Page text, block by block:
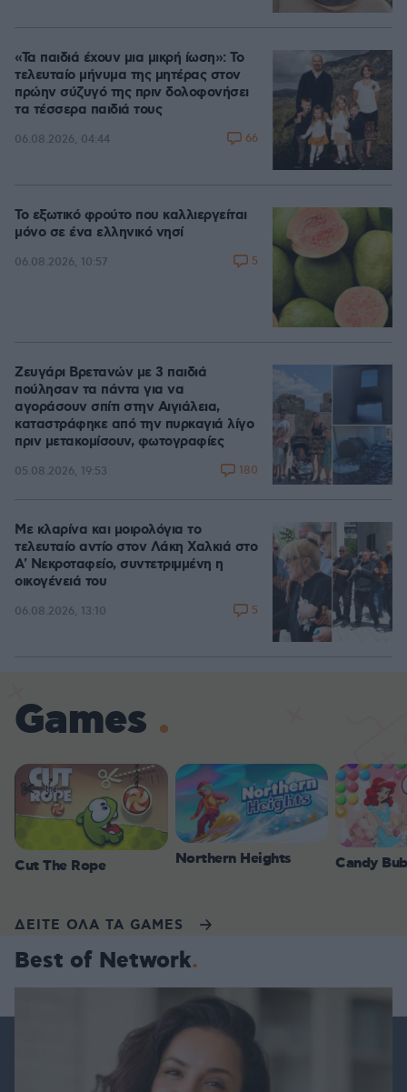
«Τα παιδιά έχουν μια μικρή ίωση»: Το
τελευταίο μήνυμα της μητέρας στον
πρώην σύζυγό της πριν δολοφονήσει
τα τέσσερα παιδιά τους
06.08.2026, 04:44 66
Το εξωτικό φρούτο που καλλιεργείται
μόνο σε ένα ελληνικό νησί
06.08.2026, 10:57 5
Ζευγάρι Βρετανών με 3 παιδιά
πούλησαν τα πάντα για να
αγοράσουν σπίτι στην Αιγιάλεια,
καταστράφηκε από την πυρκαγιά λίγο
πριν μετακομίσουν, φωτογραφίες
05.08.2026, 19:53 180
Με κλαρίνα και μοιρολόγια το
τελευταίο αντίο στον Λάκη Χαλκιά στο
A' Νεκροταφείο, συντετριμμένη η
οικογένειά του
06.08.2026, 13:10 5
Games
Cut The Rope Northern Heights Candy
ΔΕΙΤΕ ΟΛΑ ΤΑ GAMES
Best of Network